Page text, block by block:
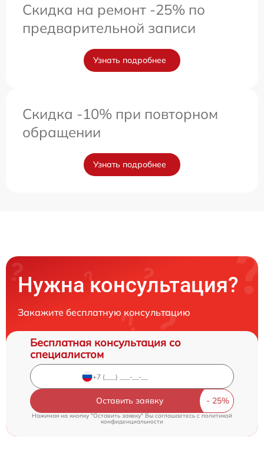
Скидка на ремонт -25% по
предварительной записи
Узнать подробнее
Скидка -10% при повторном
обращении
Узнать подробнее
Нужна консультация?
Закажите бесплатную консультацию
Бесплатная консультация со
специалистом
Оставить заявку
Нажимая на кнопку "Оставить заявку" Вы соглашаетесь cполитикой
конфиденциальности